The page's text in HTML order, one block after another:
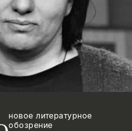
новое литературное
обозрение
ВконтактеТелеграм Дзен